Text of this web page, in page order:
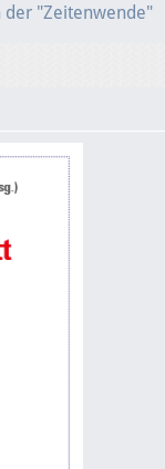
der "Zeitenwende"